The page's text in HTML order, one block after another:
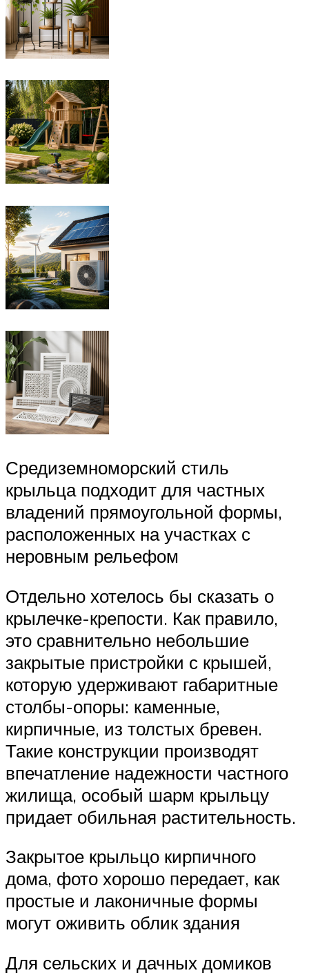
Средиземноморский стиль
крыльца подходит для частных
владений прямоугольной формы,
расположенных на участках с
неровным рельефом
Отдельно хотелось бы сказать о
крылечке-крепости. Как правило,
это сравнительно небольшие
закрытые пристройки с крышей,
которую удерживают габаритные
столбы-опоры: каменные,
кирпичные, из толстых бревен.
Такие конструкции производят
впечатление надежности частного
жилища, особый шарм крыльцу
придает обильная растительность.
Закрытое крыльцо кирпичного
дома, фото хорошо передает, как
простые и лаконичные формы
могут оживить облик здания
Для сельских и дачных домиков